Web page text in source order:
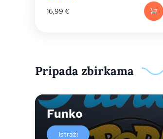
16,99 €
Pripada zbirkama
Funko
Istraži